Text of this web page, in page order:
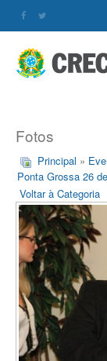
Fotos
Principal »
Ponta Grossa 26
Voltar à Categoria